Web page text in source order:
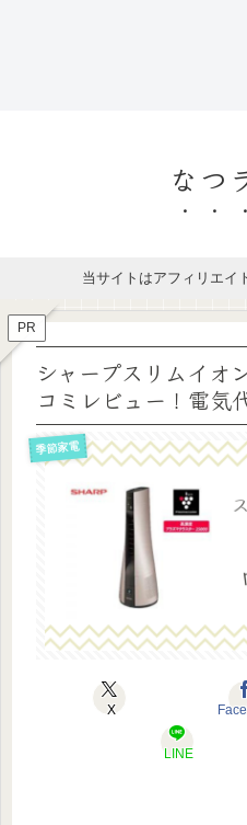
なつ
当サイトはアフィリエイ
PR
シャープスリムイオ
コミレビュー！電気
季節家電
X
LINE